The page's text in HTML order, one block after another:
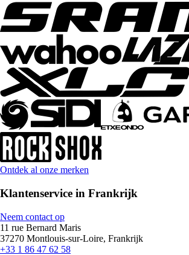
Ontdek al onze merken
Klantenservice in Frankrijk
Neem contact op
11 rue Bernard Maris
37270 Montlouis-sur-Loire, Frankrijk
+33 1 86 47 62 58